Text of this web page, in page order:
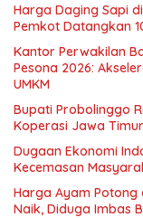
Harga Daging Sapi
Pemkot Datangkan
Kantor Perwakilan
Pesona 2026:
UMKM
Bupati Probolinggo
Koperasi Jawa Timur
Dugaan Ekonomi
Kecemasan
Harga Ayam Potong
Naik, Diduga Imbas